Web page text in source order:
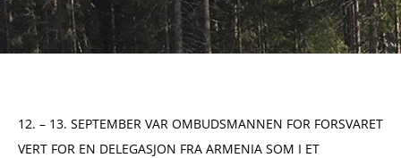
12. – 13. SEPTEMBER VAR OMBUDSMANNEN FOR FORSVARET
VERT FOR EN DELEGASJON FRA ARMENIA SOM I ET